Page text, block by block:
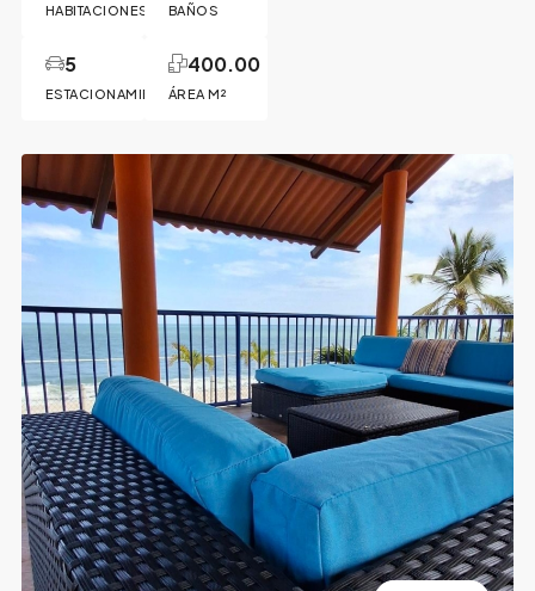
HABITACIONES BAÑOS
ESTACIONAMIENTOS
5
ÁREA M²
400.00